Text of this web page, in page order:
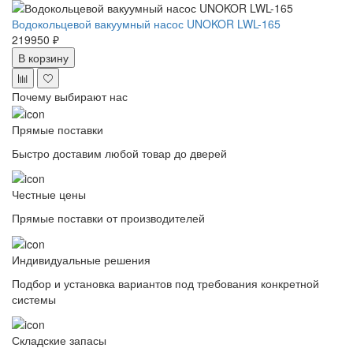
Водокольцевой вакуумный насос UNOKOR LWL-165
219950 ₽
В корзину
Почему выбирают нас
Прямые поставки
Быстро доставим любой товар до дверей
Честные цены
Прямые поставки от производителей
Индивидуальные решения
Подбор и установка вариантов под требования конкретной
системы
Складские запасы